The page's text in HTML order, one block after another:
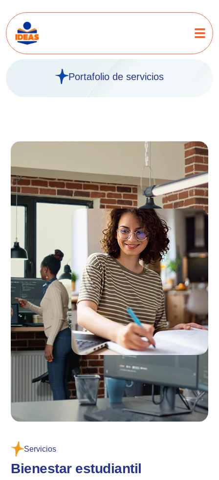
Portafolio de servicios
Servicios
Bienestar estudiantil